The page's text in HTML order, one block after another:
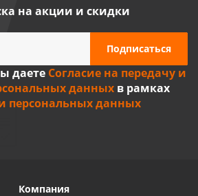
на акции и скидки
даете Согласие на передачу и
данныхв рамках
персональных данных
Компания